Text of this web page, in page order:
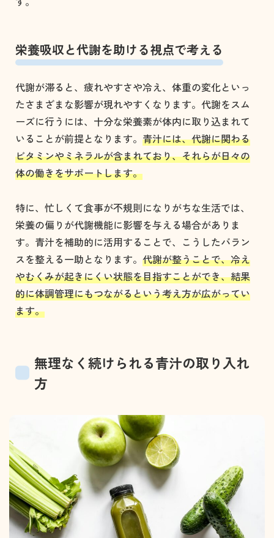
栄養吸収と代謝を助ける視点で考える
代謝が滞ると、疲れやすさや冷え、体重の変化といっ
たさまざまな影響が現れやすくなります。代謝をスム
ーズに行うには、十分な栄養素が体内に取り込まれて
いることが前提となります。 青汁には、代謝に関わる
ビタミンやミネラルが含まれており、それらが日々の
体の働きをサポートします。
特に、忙しくて食事が不規則になりがちな生活では、
栄養の偏りが代謝機能に影響を与える場合がありま
す。青汁を補助的に活用することで、こうしたバラン
スを整える一助となります。 代謝が整うことで、冷え
やむくみが起きにくい状態を目指すことができ、結果
的に体調管理にもつながるという考え方が広がってい
ます。
無理なく続けられる青汁の取り入れ
方